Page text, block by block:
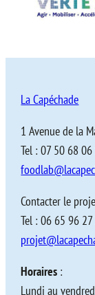
La Capéchade
1 Avenue de la
Tel : 07 50 68
Contacter le
Tel : 06 65 96 27
Horaires :
Lundi au